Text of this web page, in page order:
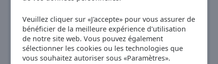
Veuillez cliquer sur «J'accepte» pour vous assurer de
bénéficier de la meilleure expérience d'utilisation
de notre site web. Vous pouvez également
sélectionner les cookies ou les technologies que
vous souhaitez autoriser sous «Paramètres».